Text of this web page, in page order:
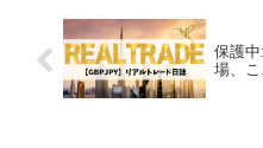
保護
場、